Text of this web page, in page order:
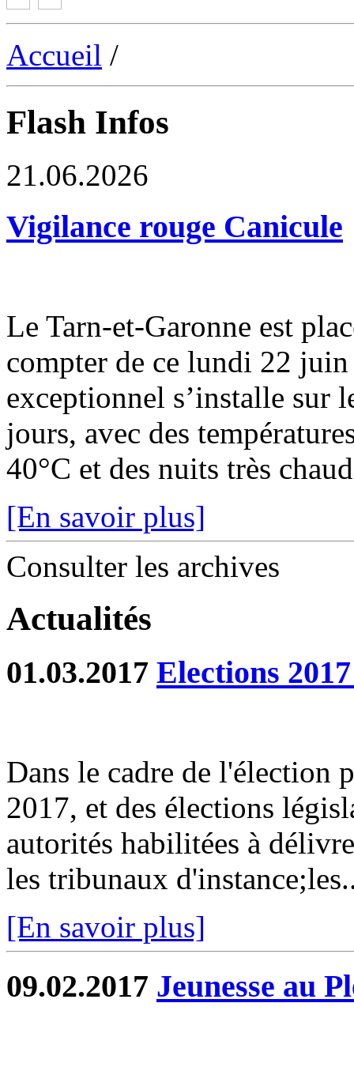
Accueil /
Flash Infos
21.06.2026
Vigilance rouge Canicule
Le Tarn-et-Garonne est
compter de ce lundi 22
exceptionnel s’installe sur
jours, avec des
40°C et des nuits très
[En savoir plus]
Consulter les archives
Actualités
01.03.2017 Elections
Dans le cadre de l'élection
2017, et des élections
autorités habilitées à
les tribunaux
[En savoir plus]
09.02.2017 Jeunesse au